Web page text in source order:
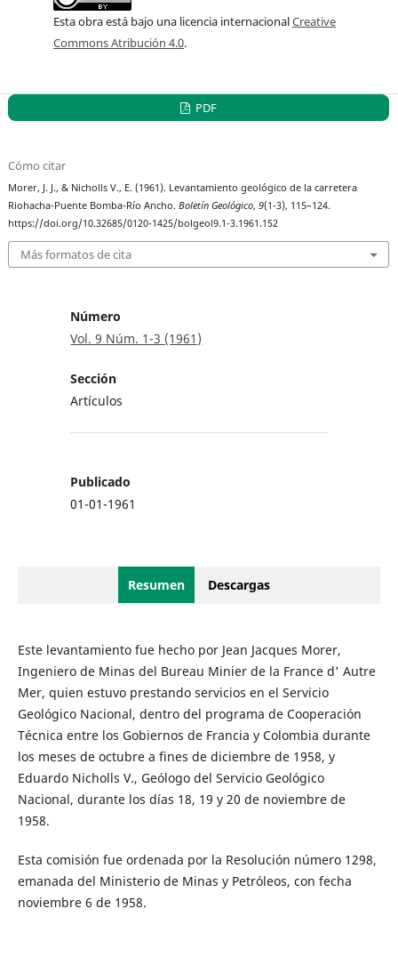
Esta obra está bajo una licencia internacionalCreative
Commons Atribución 4.0.
PDF
Cómo citar
Morer, J. J., & Nicholls V., E. (1961). Levantamiento geológico de la carretera
Riohacha-Puente Bomba-Río Ancho.Boletín Geológico,9(1-3), 115–124.
https://doi.org/10.32685/0120-1425/bolgeol9.1-3.1961.152
Más formatos de cita
Número
Vol. 9 Núm. 1-3 (1961)
Sección
Artículos
Publicado
01-01-1961
Resumen Descargas
Este levantamiento fue hecho por Jean Jacques Morer,
Ingeniero de Minas del Bureau Minier de la France d' Autre
Mer, quien estuvo prestando servicios en el Servicio
Geológico Nacional, dentro del programa de Cooperación
Técnica entre los Gobiernos de Francia y Colombia durante
los meses de octubre a fines de diciembre de 1958, y
Eduardo Nicholls V., Geólogo del Servicio Geológico
Nacional, durante los días 18, 19 y 20 de noviembre de
1958.
Esta comisión fue ordenada por la Resolución número 1298,
emanada del Ministerio de Minas y Petróleos, con fecha
noviembre 6 de 1958.